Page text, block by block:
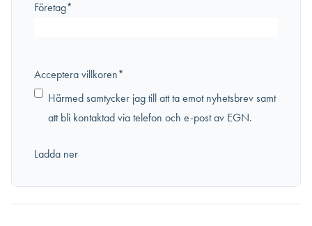
Företag*
Acceptera villkoren*
Härmed samtycker jag till att ta emot nyhetsbrev samt
att bli kontaktad via telefon och e-post av EGN.